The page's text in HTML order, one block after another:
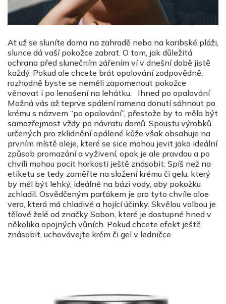
Ať už se sluníte doma na zahradě nebo na karibské pláži,
slunce dá vaší pokožce zabrat. O tom, jak důležitá
ochrana před slunečním zářením ví v dnešní době jistě
každý. Pokud ale chcete brát opalování zodpovědně,
rozhodně byste se neměli zapomenout pokožce
věnovat i po lenošení na lehátku. Ihned po opalování
Možná vás až teprve spálení ramena donutí sáhnout po
krému s názvem “po opalování”, přestože by to měla být
samozřejmost vždy po návratu domů. Spoustu výrobků
určených pro zklidnění opálené kůže však obsahuje na
prvním místě oleje, které se sice mohou jevit jako ideální
způsob promazání a vyživení, opak je ale pravdou a po
chvíli mohou pocit horkosti ještě znásobit. Spíš než na
etiketu se tedy zaměřte na složení krému či gelu, který
by měl být lehký, ideálně na bázi vody, aby pokožku
zchladil. Osvědčeným parťákem je pro tyto chvíle aloe
vera, která má chladivé a hojící účinky. Skvělou volbou je
tělové želé od značky Sabon, které je dostupné hned v
několika opojných vůních. Pokud chcete efekt ještě
znásobit, uchovávejte krém či gel v ledničce.